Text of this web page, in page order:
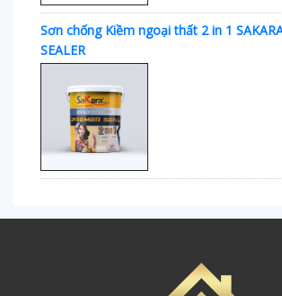
Sơn chống Kiềm ngoại thất 2 in 1
SEALER